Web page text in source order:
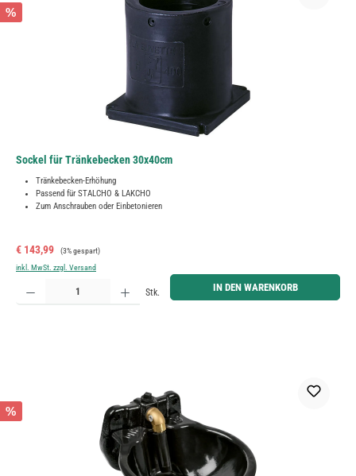
%
Sockel für Tränkebecken 30x40cm
Tränkebecken-Erhöhung
Passend für STALCHO & LAKCHO
Zum Anschrauben oder Einbetonieren
Verkaufspreis:
€ 143,99 Regulärer Preis:
(3% gespart)
inkl. MwSt. zzgl. Versand
Produkt Anzahl: Gib den gewünschten Wert ein oder benutze die Schaltflächen um die Anzahl zu
Stk. IN DEN WARENKORB
%